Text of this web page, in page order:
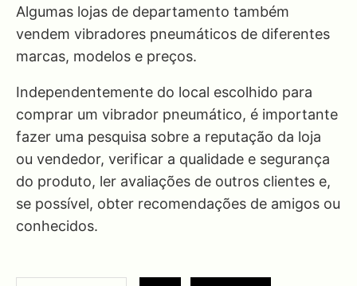
Algumas lojas de departamento também
vendem vibradores pneumáticos de diferentes
marcas, modelos e preços.
Independentemente do local escolhido para
comprar um vibrador pneumático, é importante
fazer uma pesquisa sobre a reputação da loja
ou vendedor, verificar a qualidade e segurança
do produto, ler avaliações de outros clientes e,
se possível, obter recomendações de amigos ou
conhecidos.